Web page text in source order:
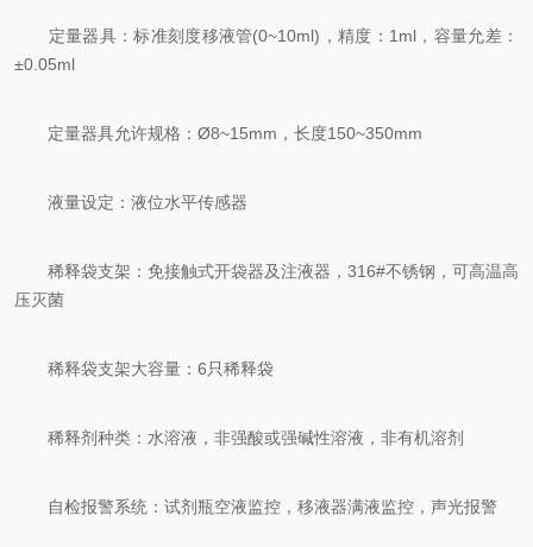
定量器具：标准刻度移液管(0~10ml)，精度：1ml，容量允差：
±0.05ml
定量器具允许规格：Ø8~15mm，长度150~350mm
液量设定：液位水平传感器
稀释袋支架：免接触式开袋器及注液器，316#不锈钢，可高温高
压灭菌
稀释袋支架大容量：6只稀释袋
稀释剂种类：水溶液，非强酸或强碱性溶液，非有机溶剂
自检报警系统：试剂瓶空液监控，移液器满液监控，声光报警